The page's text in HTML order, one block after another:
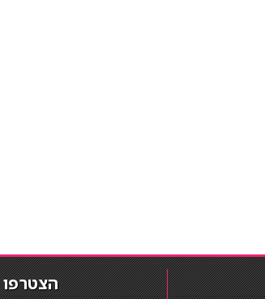
הצטרפו